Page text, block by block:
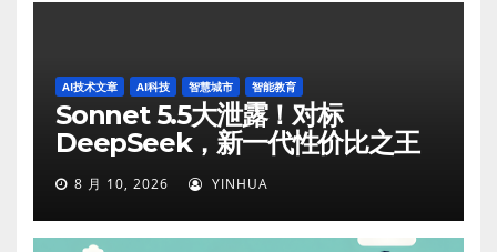
AI技术文章 AI科技 智慧城市 智能教育
Sonnet 5.5大泄露！对标
DeepSeek，新一代性价比之王
8 月 10, 2026 YINHUA